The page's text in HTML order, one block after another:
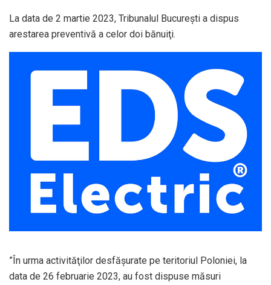
La data de 2 martie 2023, Tribunalul Bucureşti a dispus
arestarea preventivă a celor doi bănuiţi.
”În urma activităţilor desfăşurate pe teritoriul Poloniei, la
data de 26 februarie 2023, au fost dispuse măsuri